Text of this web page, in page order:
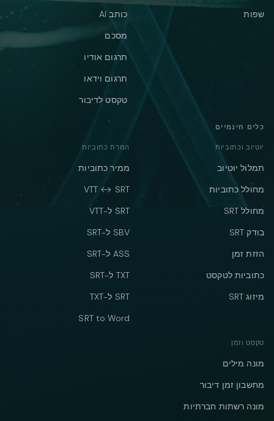
שפות
כותב AI
מסכם
תרגום אודיו
תרגום וידאו
טקסט לדיבור
כלים חינמיים
יוטיוב וכתוביות
תמלול יוטיוב
מחולל כתוביות
מחולל SRT
בודק SRT
הזזת זמן
כתוביות לטקסט
מיזוג SRT
המרת כתוביות
ממיר כתוביות
VTT ↔ SRT
SRT ל-VTT
SBV ל-SRT
ASS ל-SRT
TXT ל-SRT
SRT ל-TXT
SRT to Word
טקסט וזמן
מונה מילים
מחשבון זמן דיבור
מונה רשתות חברתיות